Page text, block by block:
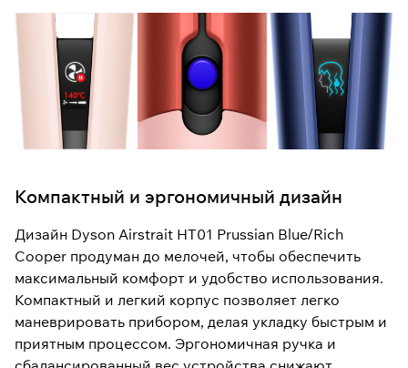
Компактный и эргономичный дизайн
Дизайн Dyson Airstrait HT01 Prussian Blue/Rich
Cooper продуман до мелочей, чтобы обеспечить
максимальный комфорт и удобство использования.
Компактный и легкий корпус позволяет легко
маневрировать прибором, делая укладку быстрым и
приятным процессом. Эргономичная ручка и